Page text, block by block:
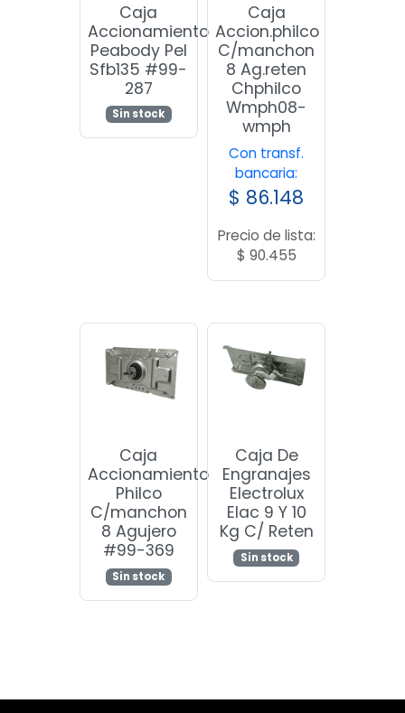
Caja
Accionamiento
Peabody Pel
Sfb135 #99-
287
Sin stock
Caja
Accion.philco
C/manchon
8 Ag.reten
Chphilco
Wmph08-
wmph
Con transf.
bancaria:
$ 86.148
Precio de lista:
$ 90.455
Caja
Accionamiento
Philco
C/manchon
8 Agujero
#99-369
Sin stock
Caja De
Engranajes
Electrolux
Elac 9 Y 10
Kg C/ Reten
Sin stock